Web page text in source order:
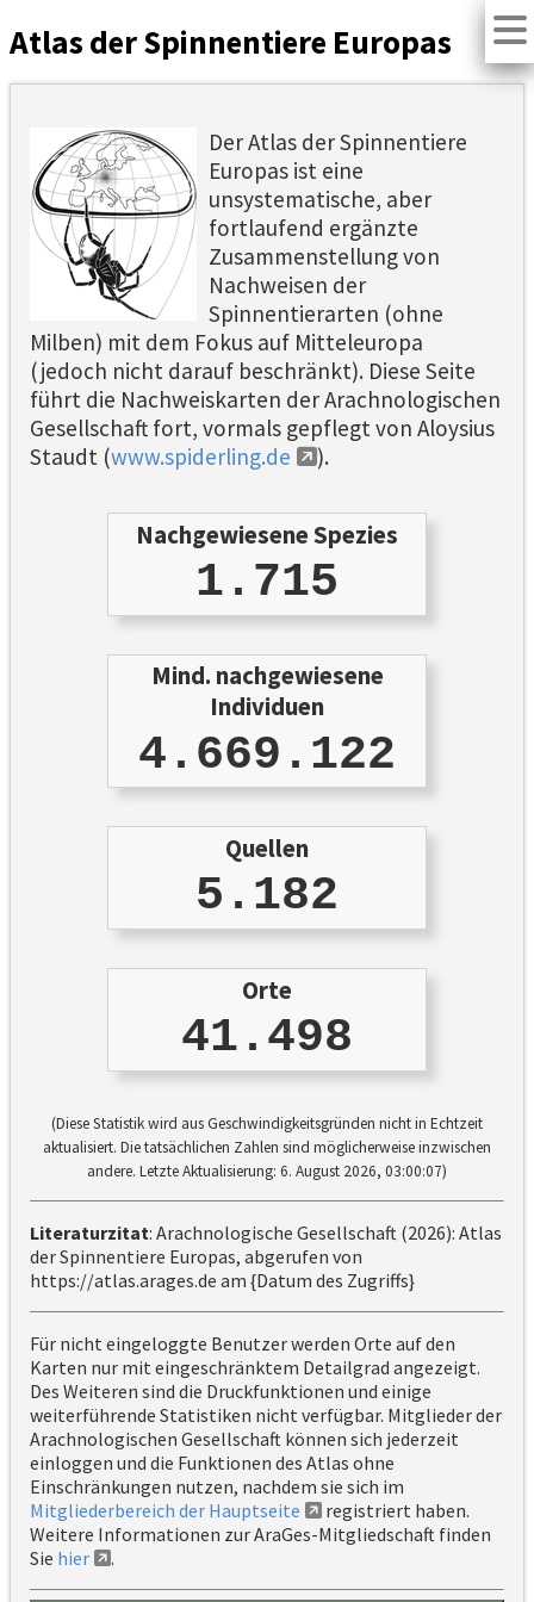
Atlas der Spinnentiere Europas
Der Atlas der Spinnentiere
Europas ist eine
unsystematische, aber
fortlaufend ergänzte
Zusammenstellung von
Nachweisen der
Spinnentierarten (ohne
Milben) mit dem Fokus auf Mitteleuropa
(jedoch nicht darauf beschränkt). Diese Seite
führt die Nachweiskarten der Arachnologischen
Gesellschaft fort, vormals gepflegt von Aloysius
Staudt (www.spiderling.de ).
Nachgewiesene Spezies
1.715
Mind. nachgewiesene
Individuen
4.669.122
Quellen
5.182
Orte
41.498
(Diese Statistik wird aus Geschwindigkeitsgründen nicht in Echtzeit
aktualisiert. Die tatsächlichen Zahlen sind möglicherweise inzwischen
andere. Letzte Aktualisierung: 6. August 2026, 03:00:07)
Literaturzitat: Arachnologische Gesellschaft (2026): Atlas
der Spinnentiere Europas, abgerufen von
https://atlas.arages.de am {Datum des Zugriffs}
Für nicht eingeloggte Benutzer werden Orte auf den
Karten nur mit eingeschränktem Detailgrad angezeigt.
Des Weiteren sind die Druckfunktionen und einige
weiterführende Statistiken nicht verfügbar. Mitglieder der
Arachnologischen Gesellschaft können sich jederzeit
einloggen und die Funktionen des Atlas ohne
Einschränkungen nutzen, nachdem sie sich im
Mitgliederbereich der Hauptseite
registriert haben.
Weitere Informationen zur AraGes-Mitgliedschaft finden
Sie hier .